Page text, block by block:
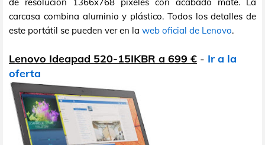
carcasa combina aluminio y plástico. Todos los detalles de
este portátil se pueden ver en la web oficial de Lenovo.
Lenovo Ideapad 520-15IKBR a 699 € - Ir a la
oferta